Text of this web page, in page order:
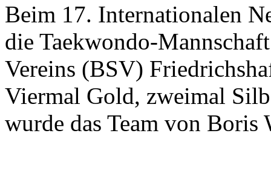
Beim 17. Internationalen
die Taekwondo-
Vereins (BSV)
Viermal Gold, zweimal
wurde das Team von